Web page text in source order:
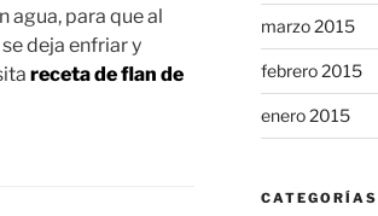
agua, para que al
deja enfriar y
receta de flan de
marzo 2015
febrero 2015
enero 2015
CATEGORÍAS